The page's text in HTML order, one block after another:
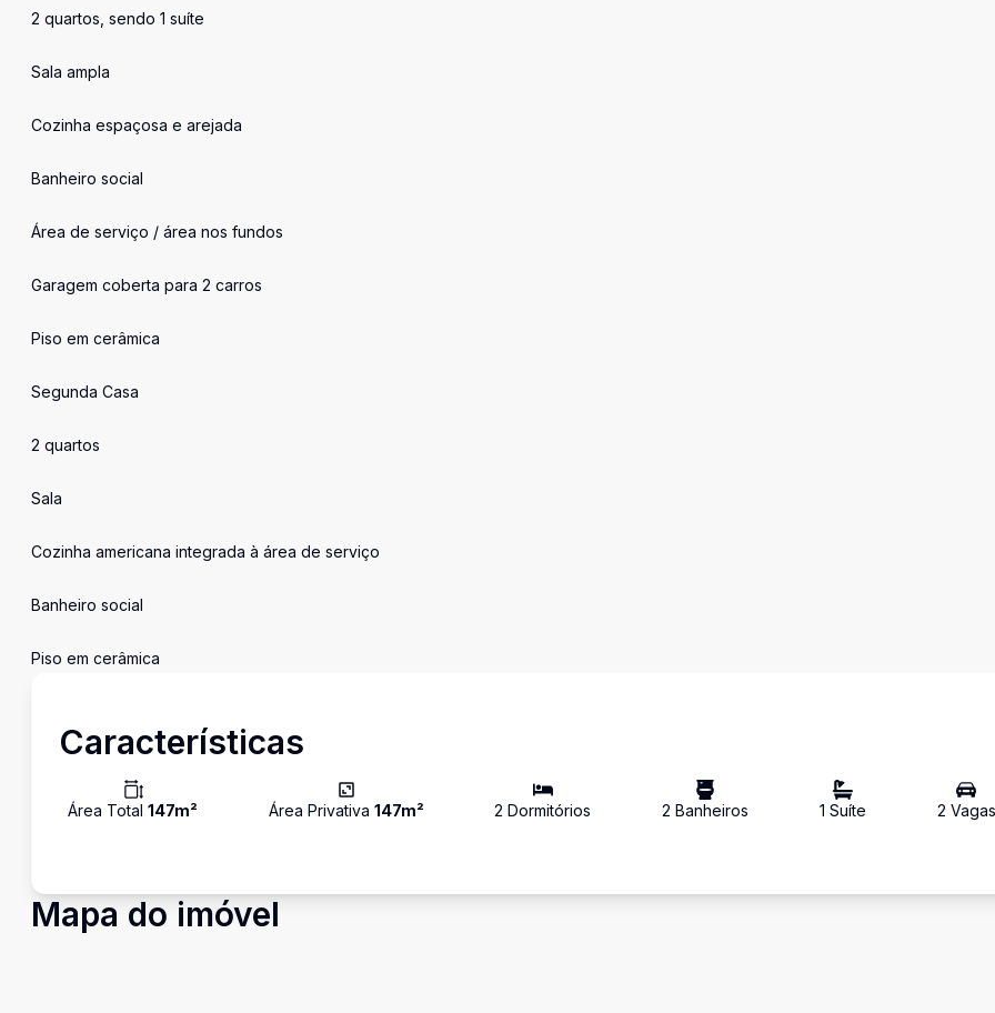
2 quartos, sendo 1 suíte
Sala ampla
Cozinha espaçosa e arejada
Banheiro social
Área de serviço / área nos fundos
Garagem coberta para 2 carros
Piso em cerâmica
Segunda Casa
2 quartos
Sala
Cozinha americana integrada à área de serviço
Banheiro social
Piso em cerâmica
Características
Área Total 147m² Área Privativa 147m² 2 Dormitórios 2 Banheiros 1 Suíte 2 Vagas
Mapa do imóvel